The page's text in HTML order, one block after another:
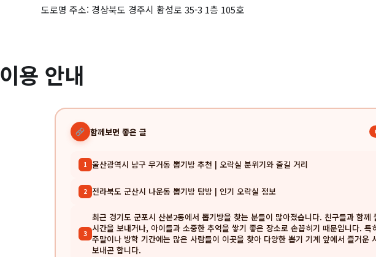
도로명 주소: 경상북도 경주시 황성로 35-3 1층 105호
이용 안내
함께보면 좋은 글
1 울산광역시 남구 무거동 뽑기방 추천 | 오락실 분위기와 즐길 거리
2 전라북도 군산시 나운동 뽑기방 탐방 | 인기 오락실 정보
3
최근 경기도 군포시 산본2동에서 뽑기방을 찾는 분들이 많아졌습니다. 친구들과 함께
시간을 보내거나, 아이들과 소중한 추억을 쌓기 좋은 장소로 손꼽히기 때문입니다. 특
주말이나 방학 기간에는 많은 사람들이 이곳을 찾아 다양한 뽑기 기계 앞에서 즐거운
보내곤 합니다.